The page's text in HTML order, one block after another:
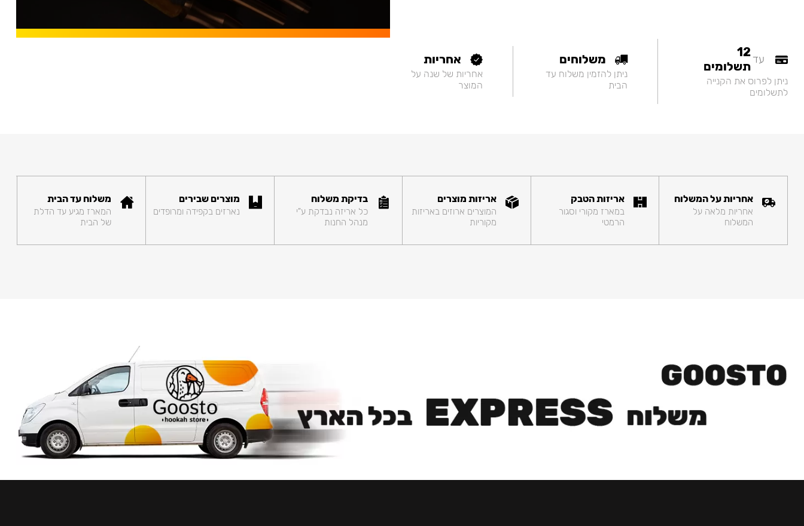
עד12
תשלומים
ניתן לפרוס את הקנייה
לתשלומים
משלוחים
ניתן להזמין משלוח עד
הבית
אחריות
אחריות של שנה על
המוצר
אחריות על המשלוח
אחריות מלאה על
המשלוח
אריזות הטבק
במארז מקורי וסגור
הרמטי
אריזות מוצרים
המוצרים ארוזים באריזות
מקוריות
בדיקת משלוח
כל אריזה נבדקת ע"י
מנהל החנות
מוצרים שבירים
נארזים בקפידה ומרופדים
משלוח עד הבית
המארז מגיע עד הדלת
של הבית